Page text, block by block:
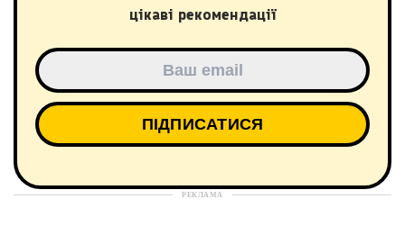
цікаві рекомендації
РЕКЛАМА